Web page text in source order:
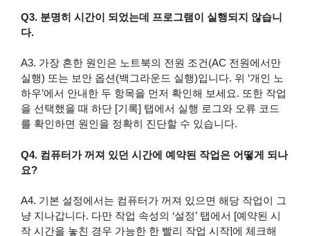
Q3. 분명히 시간이 되었는데 프로그램이 실행되지 않습니
다.
A3. 가장 흔한 원인은 노트북의 전원 조건(AC 전원에서만
실행) 또는 보안 옵션(백그라운드 실행)입니다. 위 ‘개인 노
하우’에서 안내한 두 항목을 먼저 확인해 보세요. 또한 작업
을 선택했을 때 하단 [기록] 탭에서 실행 로그와 오류 코드
를 확인하면 원인을 정확히 진단할 수 있습니다.
Q4. 컴퓨터가 꺼져 있던 시간에 예약된 작업은 어떻게 되나
요?
A4. 기본 설정에서는 컴퓨터가 꺼져 있으면 해당 작업이 그
냥 지나갑니다. 다만 작업 속성의 ‘설정’ 탭에서 [예약된 시
작 시간을 놓친 경우 가능한 한 빨리 작업 시작]에 체크해